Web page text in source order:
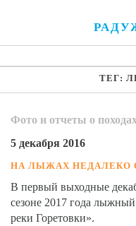
ТЕГ:
Фото и отчеты о
5 декабря 2016
НА ЛЫЖАХ НЕДАЛЕКО
В первый выходные
сезоне 2017 года
реки Горетовки».